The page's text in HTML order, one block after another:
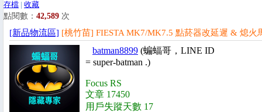
存檔 | 收藏
點閱數： 42,589 次
[新品物流區] [桃竹苗] FIESTA MK7/MK7.5 點菸器改延遲 & 熄火
batman8899 (蝙蝠哥，LINE ID
= super-batman .)
Focus RS
文章 17450
用戶失蹤天數 17